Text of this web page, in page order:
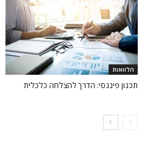
הלוואות
תכנון פיננסי: הדרך להצלחה כלכלית